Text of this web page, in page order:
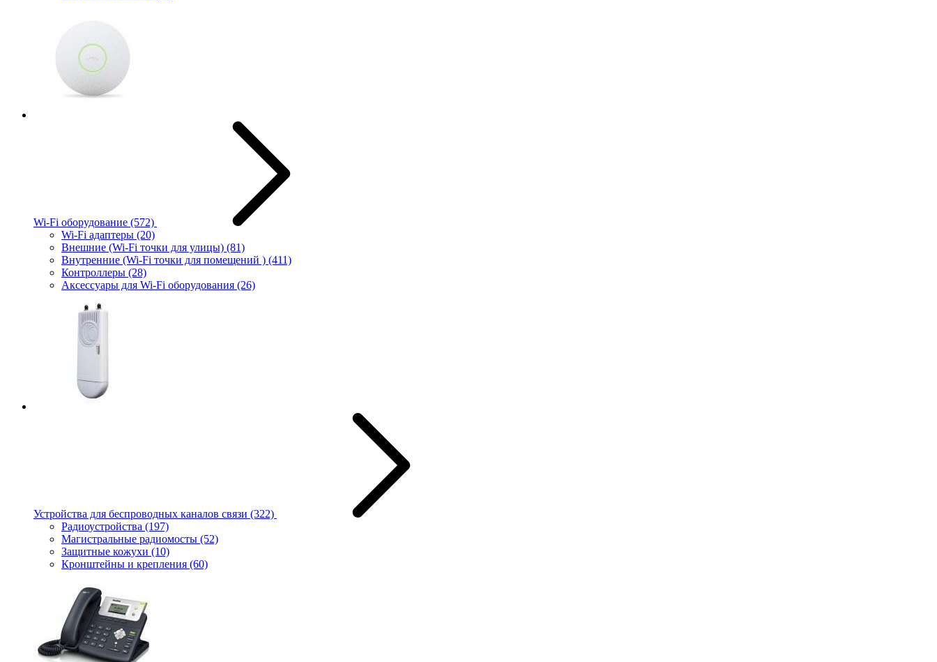
Wi-Fi оборудование (572)
Wi-Fi адаптеры (20)
Внешние (Wi-Fi точки для улицы) (81)
Внутренние (Wi-Fi точки для помещений ) (411)
Контроллеры (28)
Аксессуары для Wi-Fi оборудования (26)
Устройства для беспроводных каналов связи (322)
Радиоустройства (197)
Магистральные радиомосты (52)
Защитные кожухи (10)
Кронштейны и крепления (60)